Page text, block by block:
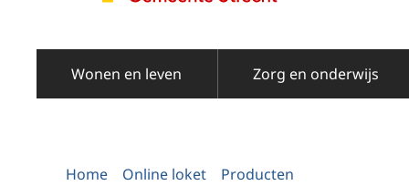
Wonen en leven Zorg en onderwijs
Home Online loket Producten